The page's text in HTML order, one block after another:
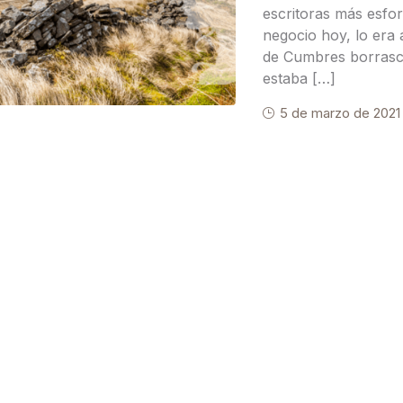
escritoras más
negocio hoy, lo era
de Cumbres
estaba […]
5 de marzo de 2021